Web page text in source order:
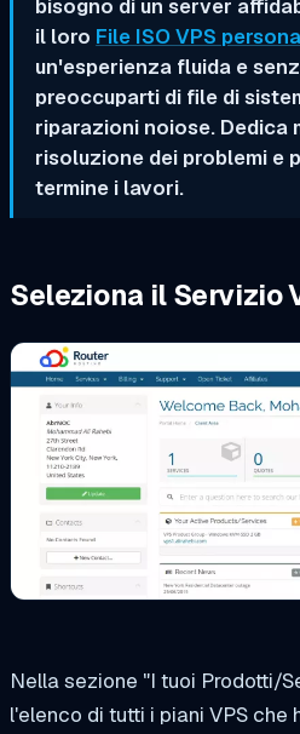
bisogno di un server
il loro File ISO VPS
un'esperienza fluida e
preoccuparti di file di
riparazioni noiose. Dedica
risoluzione dei problemi e
termine i lavori.
Seleziona il Servizio
Nella sezione "I tuoi Prodotti/
l'elenco di tutti i piani VPS che